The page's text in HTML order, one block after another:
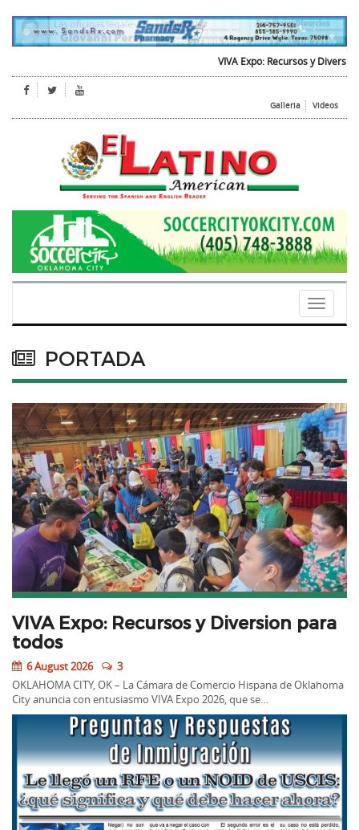
VIVA Expo: Recursos y Diversion para
Galleria Videos
Toggle
PORTADA
VIVA Expo: Recursos y Diversion para
todos
6 August 2026
3
OKLAHOMA CITY, OK – La Cámara de Comercio Hispana de Oklahoma
City anuncia con entusiasmo VIVA Expo 2026, que se…